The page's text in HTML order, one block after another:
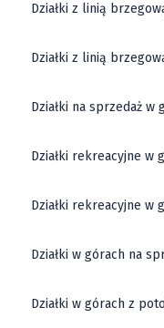
Działki z linią
Działki z linią
Działki na sprzedaż w
Działki rekreacyjne w
Działki rekreacyjne w
Działki w górach na
Działki w górach z